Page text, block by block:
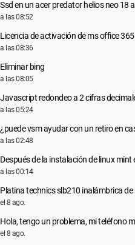
Ssd en un acer predator helios neo 18
a las 08:52
Licencia de activación de ms office 365
a las 08:36
Eliminar bing
a las 08:05
Javascript redondeo a 2 cifras
a las 05:24
¿puede vsm ayudar con un retiro en
a las 02:48
Después de la instalación de linux
a las 00:14
Platina technics slb210 inalámbrica de
el 8 ago.
Hola, tengo un problema, mi teléfono
el 8 ago.